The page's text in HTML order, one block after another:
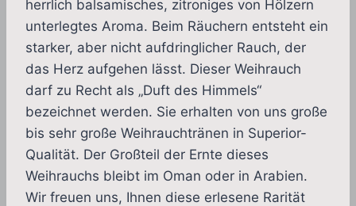
herrlich balsamisches, zitroniges von Hölzern
unterlegtes Aroma. Beim Räuchern entsteht ein
starker, aber nicht aufdringlicher Rauch, der
das Herz aufgehen lässt. Dieser Weihrauch
darf zu Recht als „Duft des Himmels“
bezeichnet werden. Sie erhalten von uns große
bis sehr große Weihrauchtränen in Superior-
Qualität. Der Großteil der Ernte dieses
Weihrauchs bleibt im Oman oder in Arabien.
Wir freuen uns, Ihnen diese erlesene Rarität